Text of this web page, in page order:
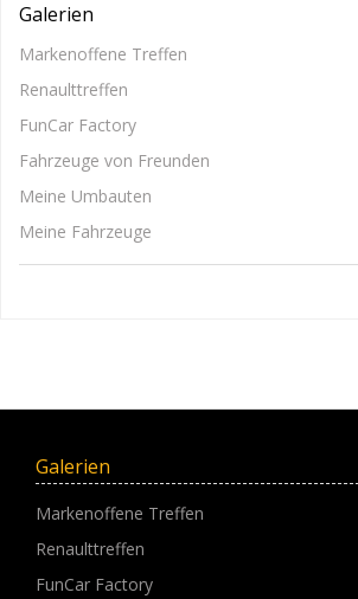
Galerien
Markenoffene Treffen
Renaulttreffen
FunCar Factory
Fahrzeuge von Freunden
Meine Umbauten
Meine Fahrzeuge
Galerien
Markenoffene Treffen
Renaulttreffen
FunCar Factory